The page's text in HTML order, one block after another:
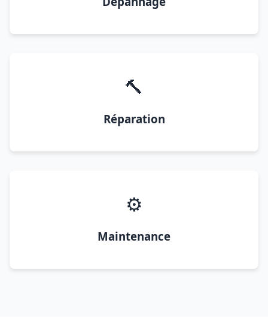
🔨
Réparation
⚙️
Maintenance